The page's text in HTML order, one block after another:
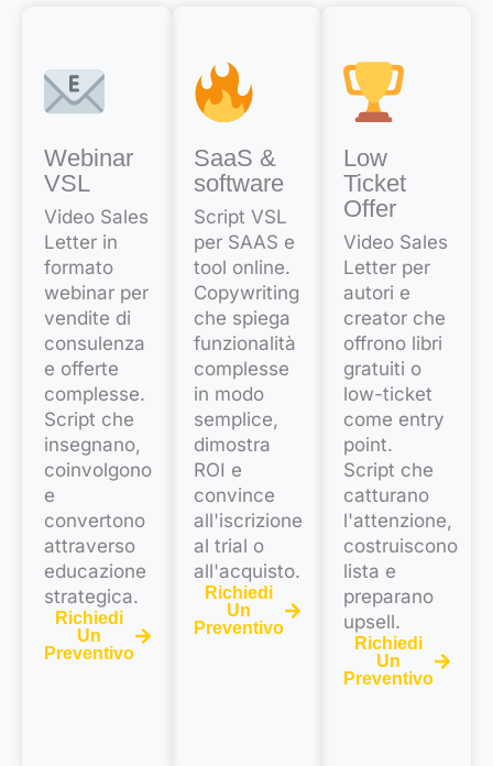
Webinar
VSL
Video Sales
Letter in
formato
webinar per
vendite di
consulenza
e offerte
complesse.
Script che
insegnano,
coinvolgono
e
convertono
attraverso
educazione
strategica.
Richiedi
Un
Preventivo
SaaS &
software
Script VSL
per SAAS e
tool online.
Copywriting
che spiega
funzionalità
complesse
in modo
semplice,
dimostra
ROI e
convince
all'iscrizione
al trial o
all'acquisto.
Richiedi
Un
Preventivo
Low
Ticket
Offer
Video Sales
Letter per
autori e
creator che
offrono libri
gratuiti o
low-ticket
come entry
point.
Script che
catturano
l'attenzione,
costruiscono
lista e
preparano
upsell.
Richiedi
Un
Preventivo